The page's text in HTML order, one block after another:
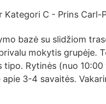
Kategori C - Prins Carl-
bazė su slidžiom
mokytis grupėje.
tipo. Rytinės (nuo
3-4 savaitės.